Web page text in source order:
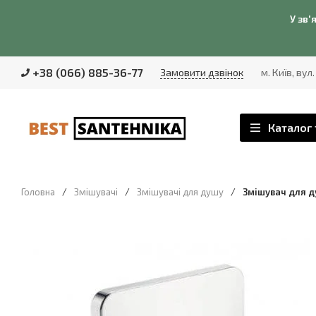
У
+38 (066) 885-36-77 Замовити дзвінок м. Київ,
Каталог
Головна / Змішувачі / Змішувачі для душу / Змішувач для